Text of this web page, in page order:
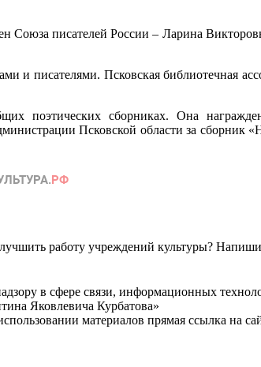
Союза писателей России – Ларина
и писателями. Псковская библиотечная
поэтических сборниках. Она
Псковской области за
работу учреждений культуры?
в сфере связи, информационных
Яковлевича Курбатова»
материалов прямая ссылка на